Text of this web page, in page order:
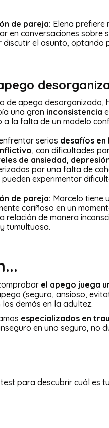
de pareja: Elena prefiere
en conversaciones sobre
el asunto, optando
de apego desorganizado,
una gran inconsistencia
a la falta de un modelo
serios desafíos en
, con dificultades
de ansiedad,
por una falta de
experimentar
de pareja: Marcelo tiene
cariñoso en un
relación de manera
tumultuosa.
el apego juega
(seguro, ansioso,
demás en la adultez.
especializados en
en uno seguro, no
para descubrir cuál es